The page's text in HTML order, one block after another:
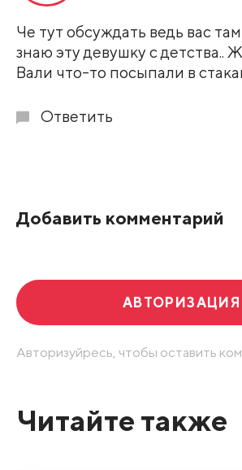
Че тут обсуждать ведь вас
знаю эту девушку с детства..
Вали что-то посыпали в
Ответить
Добавить комментарий
АВТОРИЗАЦИЯ
Авторизуйресь, чтобы оставить
Читайте также